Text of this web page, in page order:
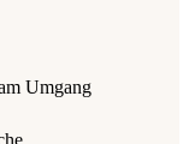
Umgang